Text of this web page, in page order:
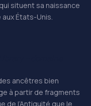
situent sa naissance
aux États-Unis.
ancêtres bien
à partir de fragments
de l’Antiquité que le